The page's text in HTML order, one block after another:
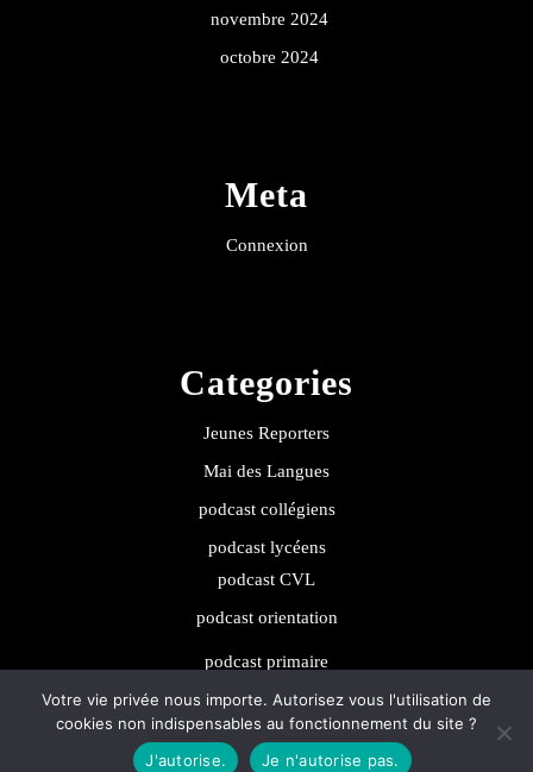
novembre 2024
octobre 2024
Meta
Connexion
Categories
Jeunes Reporters
Mai des Langues
podcast collégiens
podcast lycéens
podcast CVL
podcast orientation
podcast primaire
Podcaster Radio WordPress Theme
Votre vie privée nous importe. Autorisez vous l'utilisation de
cookies non indispensables au fonctionnement du site ?
J'autorise.
Je n'autorise pas.